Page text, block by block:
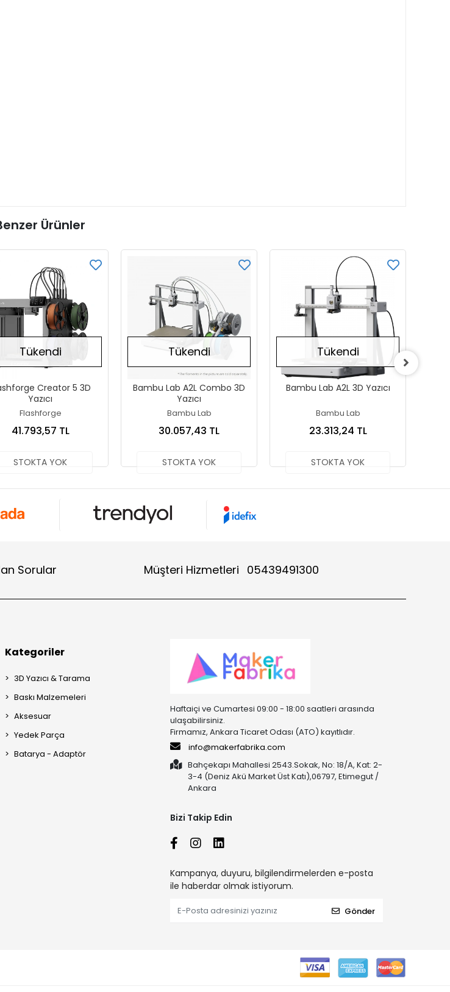
Ürünler
Tükendi
Creator 5 3D
Yazıcı
Flashforge
41.793,57 TL
STOKTA YOK
Tükendi
Bambu Lab A2L Combo 3D
Yazıcı
Bambu Lab
30.057,43 TL
STOKTA YOK
Tükendi
Bambu Lab A2L 3D Yazıcı
Bambu Lab
23.313,24 TL
STOKTA YOK
Sorular Müşteri Hizmetleri 05439491300
Kategoriler
3D Yazıcı & Tarama
Baskı Malzemeleri
Aksesuar
Yedek Parça
Batarya - Adaptör
Haftaiçi ve Cumartesi 09:00 - 18:00 saatleri arasında
ulaşabilirsiniz.
Firmamız, Ankara Ticaret Odası (ATO) kayıtlıdır.
info@makerfabrika.com
Bahçekapı Mahallesi 2543.Sokak, No: 18/A, Kat: 2-
3-4 (Deniz Akü Market Üst Katı),06797, Etimegut /
Ankara
Bizi Takip Edin
Kampanya, duyuru, bilgilendirmelerden e-posta
ile haberdar olmak istiyorum.
Gönder